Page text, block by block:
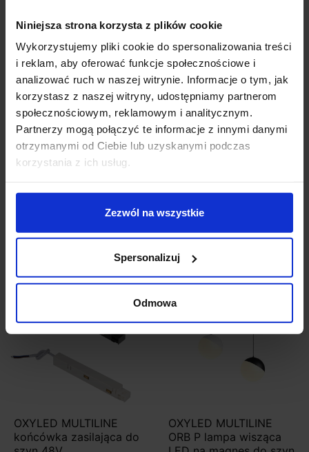
Niniejsza strona korzysta z plików cookie
Wykorzystujemy pliki cookie do spersonalizowania treści
i reklam, aby oferować funkcje społecznościowe i
analizować ruch w naszej witrynie. Informacje o tym, jak
korzystasz z naszej witryny, udostępniamy partnerom
społecznościowym, reklamowym i analitycznym.
Partnerzy mogą połączyć te informacje z innymi danymi
otrzymanymi od Ciebie lub uzyskanymi podczas
korzystania z ich usług.
Zezwól na wszystkie
Spersonalizuj
Odmowa
OXYLED MULTILINE
DOTS WALL Washer
magnetyczna LED
Zobacz szczegóły
OXYLED MULTILINE
GLOBE P lampa
Zobacz szczegóły
OXYLED MULTILINE
końcówka zasilająca do
OXYLED MULTILINE
ORB P lampa wisząca